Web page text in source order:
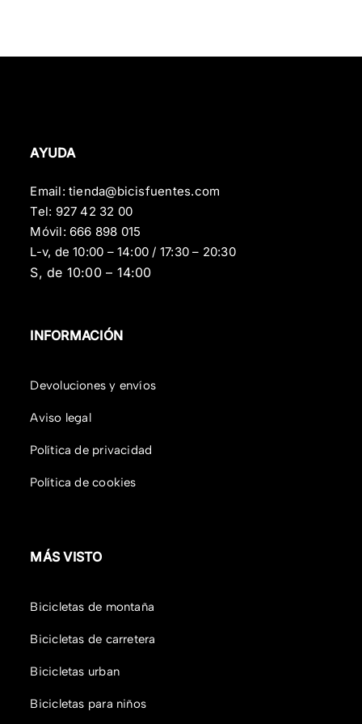
AYUDA
Email:tienda@bicisfuentes.com
Tel: 927 42 32 00
Móvil: 666 898 015
L-v, de 10:00 – 14:00 / 17:30 – 20:30
S, de 10:00 – 14:00
INFORMACIÓN
Devoluciones y envíos
Aviso legal
Política de privacidad
Política de cookies
MÁS VISTO
Bicicletas de montaña
Bicicletas de carretera
Bicicletas urban
Bicicletas para niños